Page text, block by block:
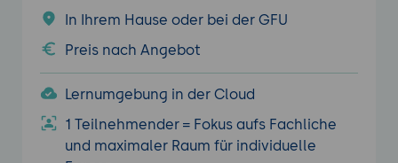
In Ihrem Hause oder bei der GFU
Preis nach Angebot
Lernumgebung in der Cloud
1 Teilnehmender = Fokus aufs Fachliche
und maximaler Raum für individuelle